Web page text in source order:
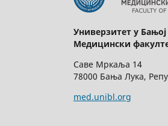
Универзитет у
Медицински
Саве Мркаља 14
78000 Бања Лука,
med.unibl.org